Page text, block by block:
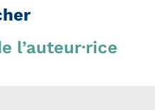
l’auteur·rice